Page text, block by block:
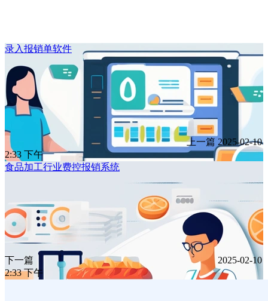
录入报销单软件
上一篇 2025-02-10
2:33 下午
食品加工行业费控报销系统
下一篇
2025-02-10
2:33 下午